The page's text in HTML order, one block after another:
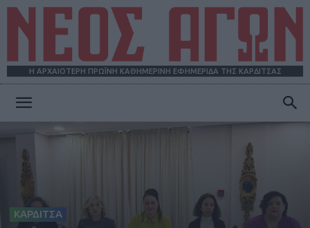
Η ΑΡΧΑΙΟΤΕΡΗ ΠΡΩΪΝΗ ΚΑΘΗΜΕΡΙΝΗ ΕΦΗΜΕΡΙΔΑ ΤΗΣ ΚΑΡΔΙΤΣΑΣ
ΚΑΡΔΙΤΣΑ